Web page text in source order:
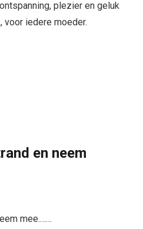
plezier en geluk
voor iedere moeder.
en neem
mee.……